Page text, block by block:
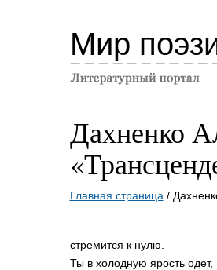
Мир
Дахненко
Главная страница /
стремится к нулю.
Ты в холодную ярость одет,